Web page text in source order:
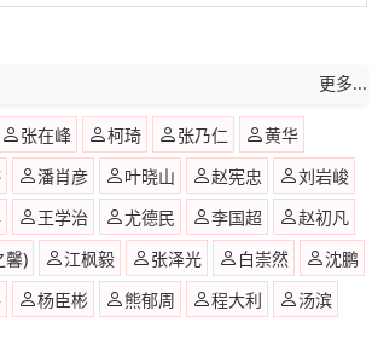
更多...
张在峰 柯琦 张乃仁
黄华
潘肖彦 叶晓山 赵宪忠
刘岩峻
王学治 尤德民 李国超
赵初凡
馨) 江枫毅 张泽光 白崇然
沈鹏
杨臣彬 熊郁周 程大利 汤滨